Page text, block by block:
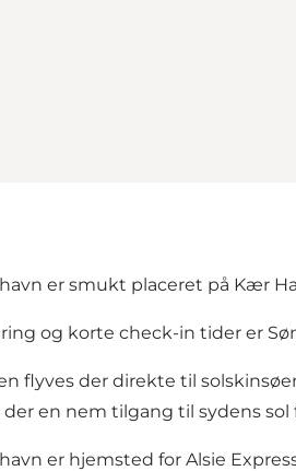
er smukt placeret på Kær
og korte check-in tider er
flyves der direkte til
en nem tilgang til sydens
er hjemsted for Alsie